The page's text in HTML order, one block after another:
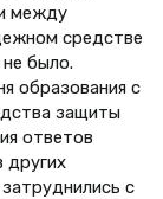
между
средстве
было.
образования с
защиты
ответов
других
с